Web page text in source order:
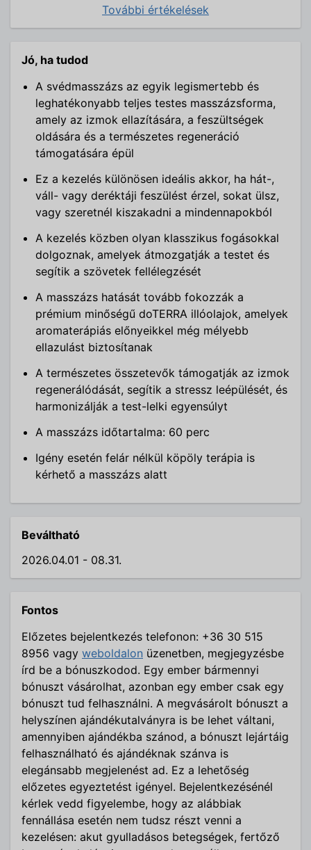
További értékelések
Jó, ha tudod
A svédmasszázs az egyik legismertebb és
leghatékonyabb teljes testes masszázsforma,
amely az izmok ellazítására, a feszültségek
oldására és a természetes regeneráció
támogatására épül
Ez a kezelés különösen ideális akkor, ha hát-,
váll- vagy deréktáji feszülést érzel, sokat ülsz,
vagy szeretnél kiszakadni a mindennapokból
A kezelés közben olyan klasszikus fogásokkal
dolgoznak, amelyek átmozgatják a testet és
segítik a szövetek fellélegzését
A masszázs hatását tovább fokozzák a
prémium minőségű doTERRA illóolajok, amelyek
aromaterápiás előnyeikkel még mélyebb
ellazulást biztosítanak
A természetes összetevők támogatják az izmok
regenerálódását, segítik a stressz leépülését, és
harmonizálják a test-lelki egyensúlyt
A masszázs időtartalma: 60 perc
Igény esetén felár nélkül köpöly terápia is
kérhető a masszázs alatt
Beváltható
2026.04.01 - 08.31.
Fontos
Előzetes bejelentkezés telefonon: +36 30 515
8956 vagy weboldalon üzenetben, megjegyzésbe
írd be a bónuszkodod. Egy ember bármennyi
bónuszt vásárolhat, azonban egy ember csak egy
bónuszt tud felhasználni. A megvásárolt bónuszt a
helyszínen ajándékutalványra is be lehet váltani,
amennyiben ajándékba szánod, a bónuszt lejártáig
felhasználható és ajándéknak szánva is
elegánsabb megjelenést ad. Ez a lehetőség
előzetes egyeztetést igényel. Bejelentkezésénél
kérlek vedd figyelembe, hogy az alábbiak
fennállása esetén nem tudsz részt venni a
kezelésen: akut gyulladásos betegségek, fertőző